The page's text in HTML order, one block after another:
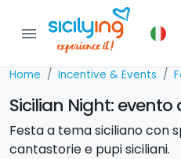
menu
Home Incentive & Events
Sicilian Night: evento
Festa a tema siciliano con
cantastorie e pupi siciliani.